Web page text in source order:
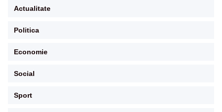
Actualitate
Politica
Economie
Social
Sport